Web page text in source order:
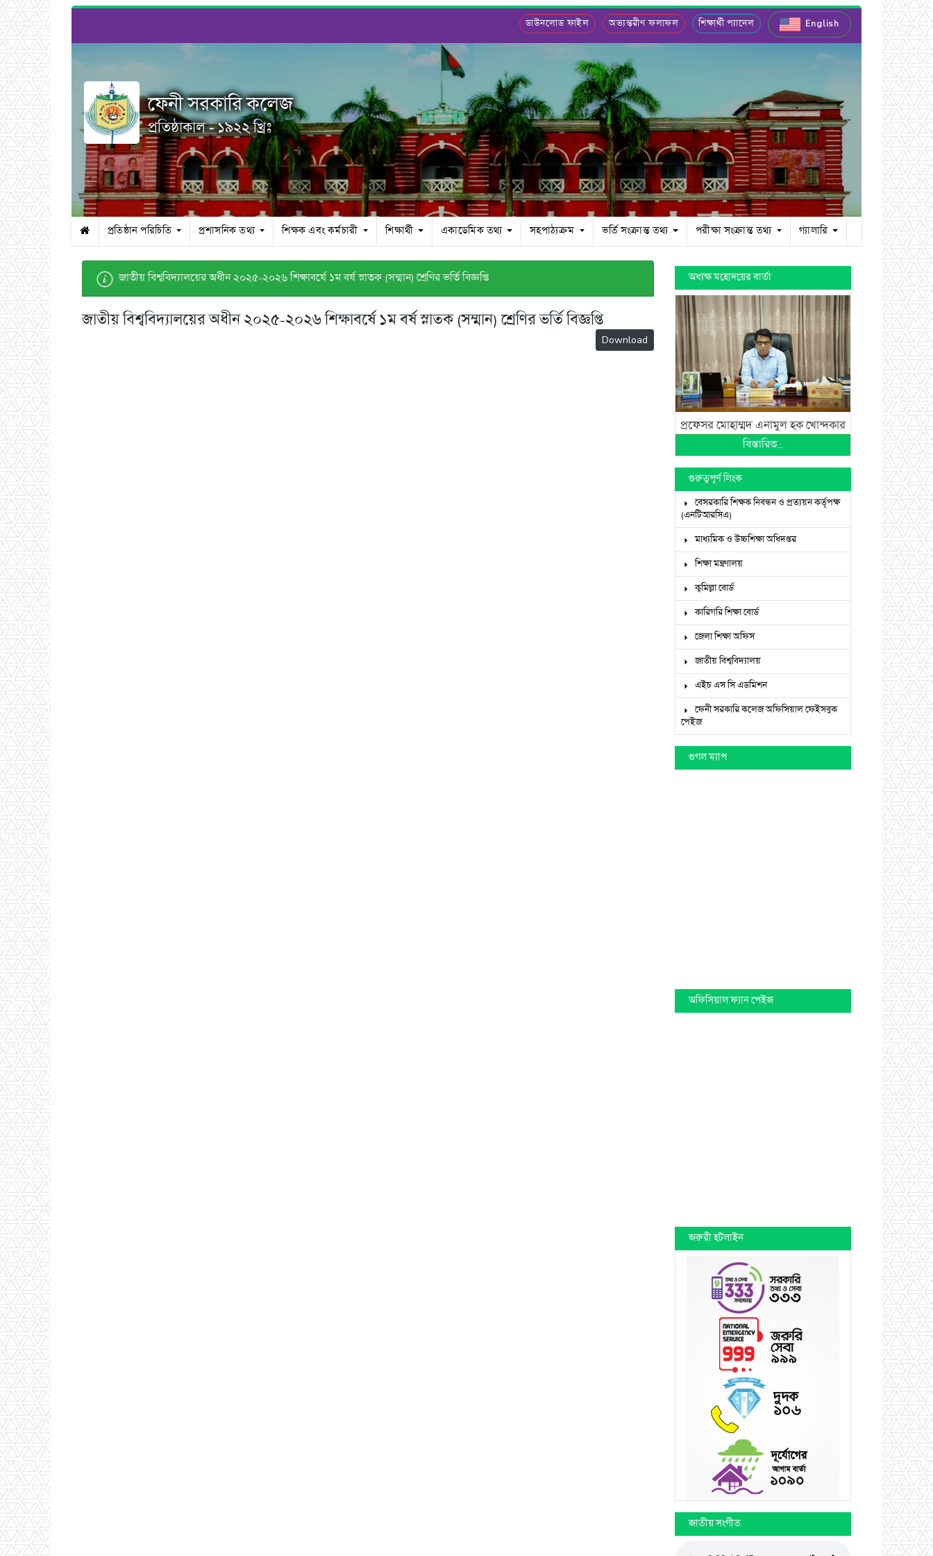
ডাউনলোড ফাইল অভ্যন্তরীণ ফলাফল শিক্ষার্থী প্যানেল English
ফেনী সরকারি কলেজ
প্রতিষ্ঠাকাল - ১৯২২ খ্রিঃ
প্রতিষ্ঠান পরিচিতি প্রশাসনিক তথ্য শিক্ষক এবং কর্মচারী শিক্ষার্থী একাডেমিক তথ্য সহপাঠ্যক্রম ভর্তি সংক্রান্ত তথ্য পরীক্ষা সংক্রান্ত তথ্য গ্যালারি
জাতীয় বিশ্ববিদ্যালয়ের অধীন ২০২৫-২০২৬ শিক্ষাবর্ষে ১ম বর্ষ স্নাতক (সম্মান) শ্রেণির ভর্তি বিজ্ঞপ্তি
জাতীয় বিশ্ববিদ্যালয়ের অধীন ২০২৫-২০২৬ শিক্ষাবর্ষে ১ম বর্ষ স্নাতক (সম্মান) শ্রেণির ভর্তি বিজ্ঞপ্তি
Download
অধ্যক্ষ মহোদয়ের বার্তা
প্রফেসর মোহাম্মদ এনামুল হক খোন্দকার
বিস্তারিত...
গুরুত্বপূর্ণ লিংক
বেসরকারি শিক্ষক নিবন্ধন ও প্রত্যয়ন কর্তৃপক্ষ
(এনটিআরসিএ)
মাধ্যমিক ও উচ্চশিক্ষা অধিদপ্তর
শিক্ষা মন্ত্রণালয়
কুমিল্লা বোর্ড
কারিগরি শিক্ষা বোর্ড
জেলা শিক্ষা অফিস
জাতীয় বিশ্ববিদ্যালয়
এইচ এস সি এডমিশন
ফেনী সরকারি কলেজ অফিসিয়াল ফেইসবুক
পেইজ
গুগল ম্যাপ
অফিসিয়াল ফ্যান পেইজ
জরুরী হটলাইন
জাতীয় সংগীত